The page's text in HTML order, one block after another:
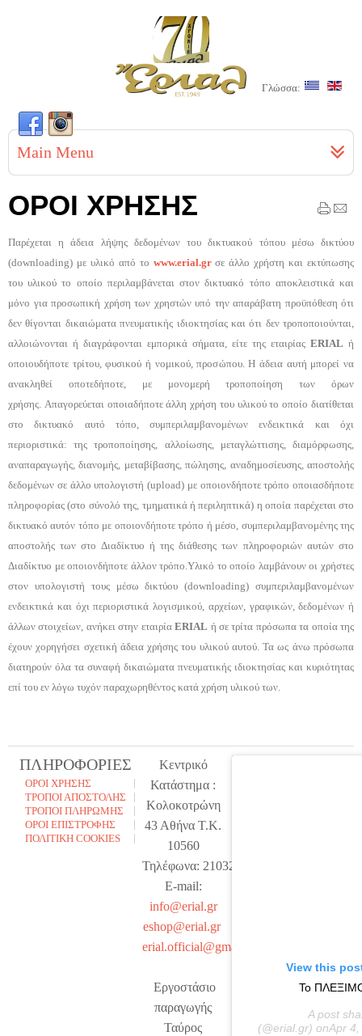
Γλώσσα:
Main Menu
ΟΡΟΙ ΧΡΗΣΗΣ
Παρέχεται η άδεια λήψης δεδομένων του δικτυακού τόπου μέσω δικτύου
(downloading) με υλικό από το www.erial.grσε άλλο χρήστη και εκτύπωσης
του υλικού το οποίο περιλαμβάνεται στον δικτυακό τόπο αποκλειστικά και
μόνο για προσωπική χρήση των χρηστών υπό την απαράβατη προϋπόθεση ότι
δεν θίγονται δικαιώματα πνευματικής ιδιοκτησίας και ότι δεν τροποποιούνται,
αλλοιώνονται ή διαγράφονται εμπορικά σήματα, είτε της εταιρίας ERIAL ή
οποιουδήποτε τρίτου, φυσικού ή νομικού, προσώπου. Η άδεια αυτή μπορεί να
ανακληθεί οποτεδήποτε, με μονομερή τροποποίηση των όρων
χρήσης. Απαγορεύεται οποιαδήποτε άλλη χρήση του υλικού το οποίο διατίθεται
στο δικτυακό αυτό τόπο, συμπεριλαμβανομένων ενδεικτικά και όχι
περιοριστικά: της τροποποίησης, αλλοίωσης, μεταγλώττισης, διαμόρφωσης,
αναπαραγωγής, διανομής, μεταβίβασης, πώλησης, αναδημοσίευσης, αποστολής
δεδομένων σε άλλο υπολογιστή (upload) με οποιονδήποτε τρόπο οποιασδήποτε
πληροφορίας (στο σύνολό της, τμηματικά ή περιληπτικά) η οποία παρέχεται στο
δικτυακό αυτόν τόπο με οποιονδήποτε τρόπο ή μέσο, συμπεριλαμβανομένης της
αποστολής των στο Διαδίκτυο ή της διάθεσης των πληροφοριών αυτών στο
Διαδίκτυο με οποιονδήποτε άλλον τρόπο.Υλικό το οποίο λαμβάνουν οι χρήστες
στον υπολογιστή τους μέσω δικτύου (downloading) συμπεριλαμβανομένων
ενδεικτικά και όχι περιοριστικά λογισμικού, αρχείων, γραφικών, δεδομένων ή
άλλων στοιχείων, ανήκει στην εταιρίαERIAL ή σε τρίτα πρόσωπα τα οποία της
έχουν χορηγήσει σχετική άδεια χρήσης του υλικού αυτού. Τα ως άνω πρόσωπα
διατηρούν όλα τα συναφή δικαιώματα πνευματικής ιδιοκτησίας και κυριότητας
επί του εν λόγω τυχόν παραχωρηθέντος κατά χρήση υλικού των.
ΠΛΗΡΟΦΟΡΙΕΣ
ΌΡΟΙ ΧΡΉΣΗΣ
ΤΡΌΠΟΙ ΑΠΟΣΤΟΛΉΣ
ΤΡΌΠΟΙ ΠΛΗΡΩΜΉΣ
ΌΡΟΙ ΕΠΙΣΤΡΟΦΉΣ
ΠΟΛΙΤΙΚΉ COOKIES
Κεντρικό
Κατάστημα :
Κολοκοτρώνη
43 Αθήνα Τ.Κ.
10560
Τηλέφωνα: 2103230911
E-mail:
info@erial.gr
eshop@erial.gr
erial.official@gmail.com
Εργοστάσιο
παραγωγής
Ταύρος
View this
Το
A post
(@erial.gr) onApr